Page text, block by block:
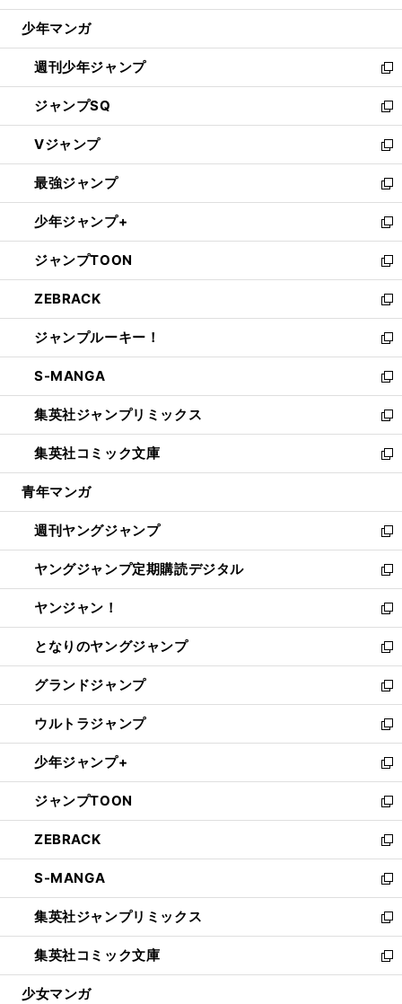
ウ
開
く
少年マンガ
週刊少年ジャンプ
新
し
い
ウ
ィ
ン
ド
ウ
で
開
く
ジャンプSQ
新
し
い
ウ
ィ
ン
ド
ウ
で
開
く
Vジャンプ
新
し
い
ウ
ィ
ン
ド
ウ
で
開
く
最強ジャンプ
新
し
い
ウ
ィ
ン
ド
ウ
で
開
く
少年ジャンプ+
新
し
い
ウ
ィ
ン
ド
ウ
で
開
く
ジャンプTOON
新
し
い
ウ
ィ
ン
ド
ウ
で
開
く
ZEBRACK
新
し
い
ウ
ィ
ン
ド
ウ
で
開
ジャンプルーキー！
新
し
い
ウ
ィ
ン
ド
ウ
開
く
S-MANGA
新
し
い
ウ
ィ
ン
ウ
で
開
く
集英社ジャンプリミックス
新
し
い
ウ
ン
ド
ウ
で
開
く
集英社コミック文庫
新
し
ウ
ィ
ン
ド
ウ
で
開
く
青年マンガ
週刊ヤングジャンプ
新
し
い
ウ
ィ
ン
ド
ウ
で
開
く
ヤングジャンプ定期購読デジタル
新
し
い
ウ
ィ
ン
ド
ウ
で
開
く
ヤンジャン！
新
し
い
ウ
ィ
ン
ド
ウ
で
開
く
となりのヤングジャンプ
新
し
い
ウ
ィ
ン
ド
ウ
で
開
く
グランドジャンプ
新
し
い
ウ
ィ
ン
ド
ウ
で
開
く
ウルトラジャンプ
新
し
い
ウ
ィ
ン
ド
ウ
で
開
く
少年ジャンプ+
新
し
い
ウ
ィ
ン
ド
ウ
で
開
く
ジャンプTOON
新
し
い
ウ
ィ
ン
ド
ウ
で
開
ZEBRACK
新
し
い
ウ
ィ
ン
ド
ウ
S-MANGA
新
し
い
ウ
ィ
ン
集英社ジャンプリミックス
新
し
い
ウ
集英社コミック文庫
新
し
少女マンガ